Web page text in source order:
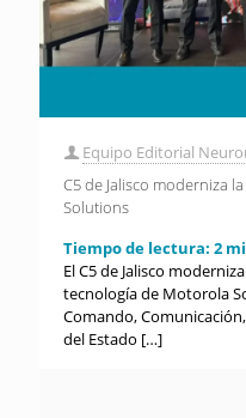
Equipo Editorial
C5 de Jalisco moderniza
Solutions
Tiempo de lectura: 2
El C5 de Jalisco
tecnología de Motorola
Comando,
del Estado […]